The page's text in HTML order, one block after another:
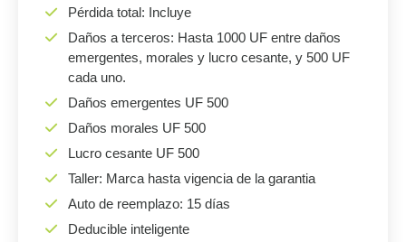
Pérdida total: Incluye
Daños a terceros: Hasta 1000 UF entre daños
emergentes, morales y lucro cesante, y 500 UF
cada uno.
Daños emergentes UF 500
Daños morales UF 500
Lucro cesante UF 500
Taller: Marca hasta vigencia de la garantia
Auto de reemplazo: 15 días
Deducible inteligente